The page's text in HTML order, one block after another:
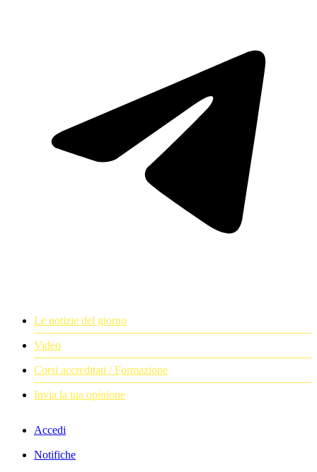
Le notizie del giorno
Video
Corsi accreditati / Formazione
Invia la tua opinione
Accedi
Notifiche